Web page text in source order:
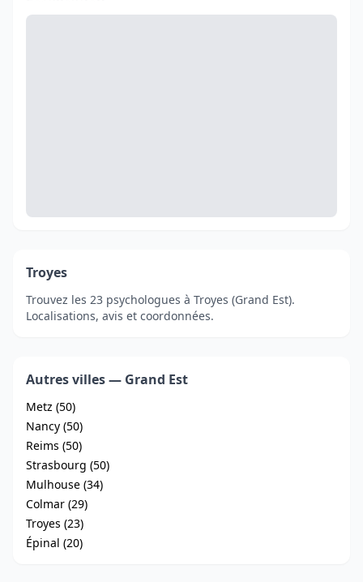
Troyes
Trouvez les 23 psychologues à Troyes (Grand Est).
Localisations, avis et coordonnées.
Autres villes — Grand Est
Metz (50)
Nancy (50)
Reims (50)
Strasbourg (50)
Mulhouse (34)
Colmar (29)
Troyes (23)
Épinal (20)